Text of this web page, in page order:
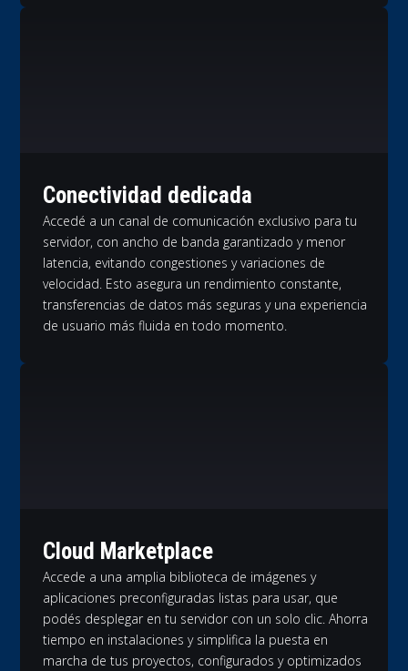
Conectividad dedicada
Accedé a un canal de comunicación exclusivo para tu
servidor, con ancho de banda garantizado y menor
latencia, evitando congestiones y variaciones de
velocidad. Esto asegura un rendimiento constante,
transferencias de datos más seguras y una experiencia
de usuario más fluida en todo momento.
Cloud Marketplace
Accede a una amplia biblioteca de imágenes y
aplicaciones preconfiguradas listas para usar, que
podés desplegar en tu servidor con un solo clic. Ahorra
tiempo en instalaciones y simplifica la puesta en
marcha de tus proyectos, configurados y optimizados